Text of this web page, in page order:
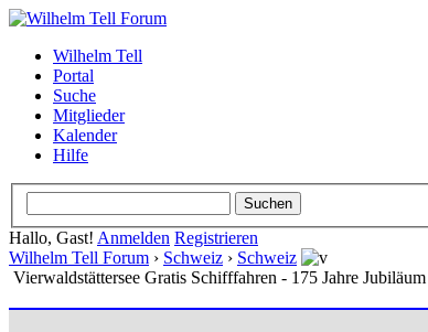
Wilhelm Tell
Portal
Suche
Mitglieder
Kalender
Hilfe
Hallo, Gast! Anmelden Registrieren
Wilhelm Tell Forum › Schweiz › Schweiz
Vierwaldstättersee Gratis Schifffahren - 175 Jahre